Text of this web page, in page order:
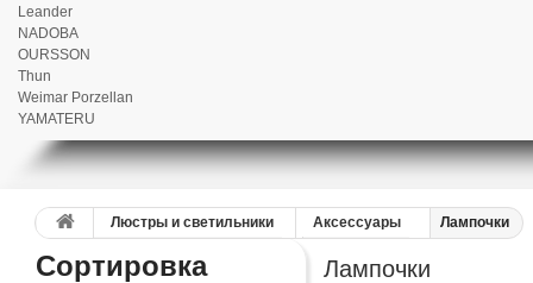
Leander
NADOBA
OURSSON
Thun
Weimar Porzellan
YAMATERU
Люстры и светильники Аксессуары Лампочки
Сортировка Лампочки